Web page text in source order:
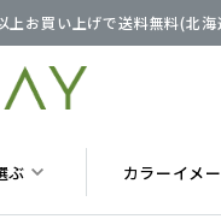
買い上げで送料無料(北海
ぶ カラーイメ